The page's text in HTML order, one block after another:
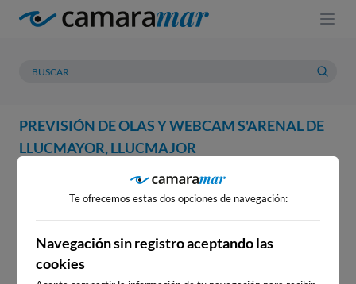
PREVISIÓN DE OLAS Y WEBCAM S'ARENAL DE
LLUCMAYOR, LLUCMAJOR
PREVISIÓN METEOROLOGÍA
WEBCAM S'ARENAL DE
LLUCMAYOR, LLUCMAJOR
Te ofrecemos estas dos opciones de navegación:
Navegación sin registro aceptando las
cookies